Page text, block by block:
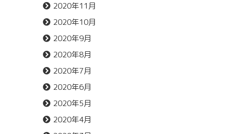
2020年11月
2020年10月
2020年9月
2020年8月
2020年7月
2020年6月
2020年5月
2020年4月